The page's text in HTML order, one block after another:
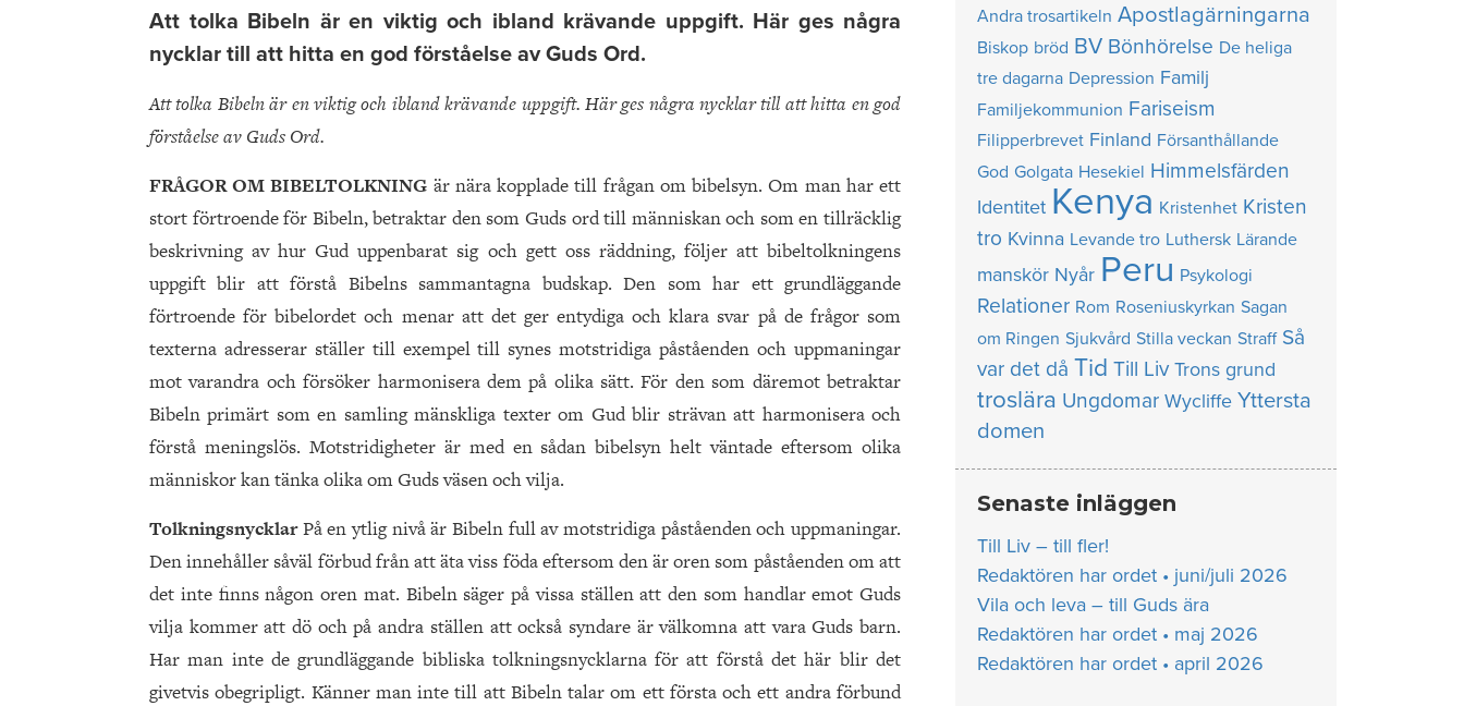
Att tolka Bibeln är en viktig och ibland krävande uppgift. Här ges några
nycklar till att hitta en god förståelse av Guds Ord.
Att tolka Bibeln är en viktig och ibland krävande uppgift. Här ges några nycklar till att hitta en god
förståelse av Guds Ord.
FRÅGOR OM BIBELTOLKNING är nära kopplade till frågan om bibelsyn. Om man har ett
stort förtroende för Bibeln, betraktar den som Guds ord till människan och som en tillräcklig
beskrivning av hur Gud uppenbarat sig och gett oss räddning, följer att bibeltolkningens
uppgift blir att förstå Bibelns sammantagna budskap. Den som har ett grundläggande
förtroende för bibelordet och menar att det ger entydiga och klara svar på de frågor som
texterna adresserar ställer till exempel till synes motstridiga påståenden och uppmaningar
mot varandra och försöker harmonisera dem på olika sätt. För den som däremot betraktar
Bibeln primärt som en samling mänskliga texter om Gud blir strävan att harmonisera och
förstå meningslös. Motstridigheter är med en sådan bibelsyn helt väntade eftersom olika
människor kan tänka olika om Guds väsen och vilja.
TolkningsnycklarPå en ytlig nivå är Bibeln full av motstridiga påståenden och uppmaningar.
Den innehåller såväl förbud från att äta viss föda eftersom den är oren som påståenden om att
det inte finns någon oren mat. Bibeln säger på vissa ställen att den som handlar emot Guds
vilja kommer att dö och på andra ställen att också syndare är välkomna att vara Guds barn.
Har man inte de grundläggande bibliska tolkningsnycklarna för att förstå det här blir det
givetvis obegripligt. Känner man inte till att Bibeln talar om ett första och ett andra förbund
Andra trosartikeln Apostlagärningarna
Biskop bröd BV Bönhörelse De heliga
tre dagarna Depression Familj
Familjekommunion Fariseism
Filipperbrevet Finland Försanthållande
God Golgata Hesekiel Himmelsfärden
Identitet Kenya Kristenhet Kristen
tro Kvinna Levande tro Luthersk Lärande
manskör Nyår Peru Psykologi
Relationer Rom Roseniuskyrkan Sagan
om Ringen Sjukvård Stilla veckan Straff Så
var det då Tid Till Liv Trons grund
troslära Ungdomar Wycliffe Yttersta
domen
Senaste inläggen
Till Liv – till fler!
Redaktören har ordet • juni/juli 2026
Vila och leva – till Guds ära
Redaktören har ordet • maj 2026
Redaktören har ordet • april 2026